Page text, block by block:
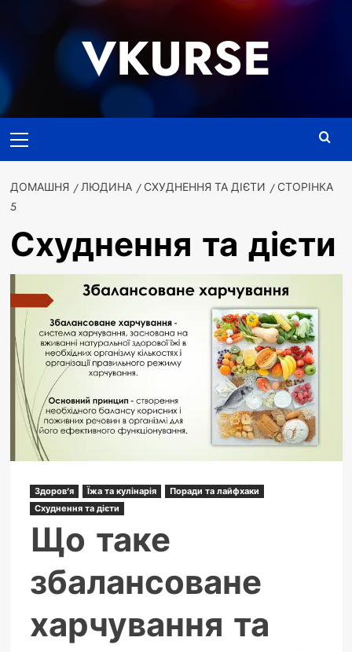
VKURSE
меню
ДОМАШНЯ ЛЮДИНА СХУДНЕННЯ ТА ДІЄТИ
СТОРІНКА
5
Схуднення та дієти
Здоров'я Їжа та кулінарія
Поради та лайфхаки
Схуднення та дієти
Що таке
збалансоване
харчування та